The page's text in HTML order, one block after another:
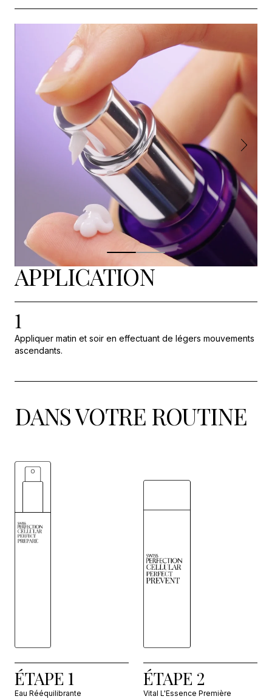
APPLICATION
1
Appliquer matin et soir en effectuant de légers mouvements
ascendants.
DANS VOTRE ROUTINE
ÉTAPE 1
Eau Rééquilibrante
ÉTAPE 2
Vital L'Essence Première